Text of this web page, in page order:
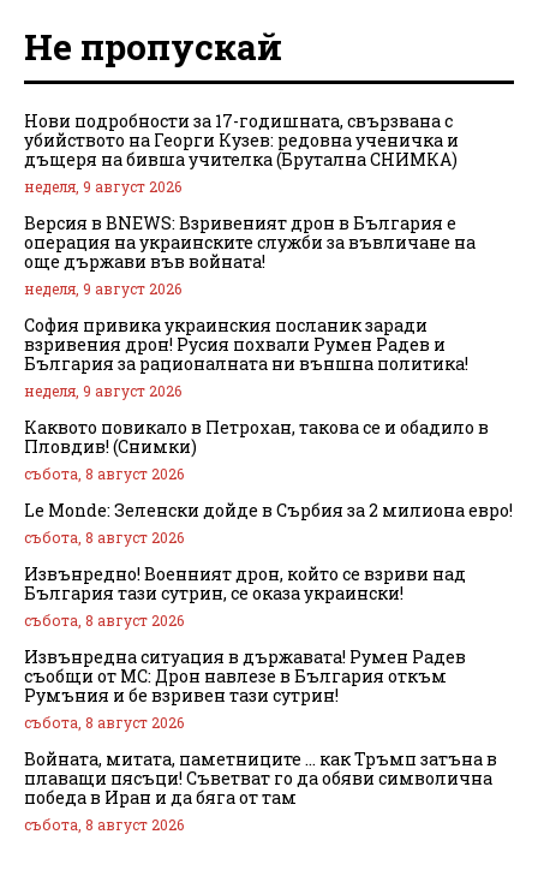
Не пропускай
Нови подробности за 17-годишната, свързвана с
убийството на Георги Кузев: редовна ученичка и
дъщеря на бивша учителка (Брутална СНИМКА)
неделя, 9 август 2026
Версия в BNEWS: Взривеният дрон в България е
операция на украинските служби за въвличане на
още държави във войната!
неделя, 9 август 2026
София привика украинския посланик заради
взривения дрон! Русия похвали Румен Радев и
България за рационалната ни външна политика!
неделя, 9 август 2026
Каквото повикало в Петрохан, такова се и обадило в
Пловдив! (Снимки)
събота, 8 август 2026
Le Monde: Зеленски дойде в Сърбия за 2 милиона евро!
събота, 8 август 2026
Извънредно! Военният дрон, който се взриви над
България тази сутрин, се оказа украински!
събота, 8 август 2026
Извънредна ситуация в държавата! Румен Радев
съобщи от МС: Дрон навлезе в България откъм
Румъния и бе взривен тази сутрин!
събота, 8 август 2026
Войната, митата, паметниците … как Тръмп затъна в
плаващи пясъци! Съветват го да обяви символична
победа в Иран и да бяга от там
събота, 8 август 2026